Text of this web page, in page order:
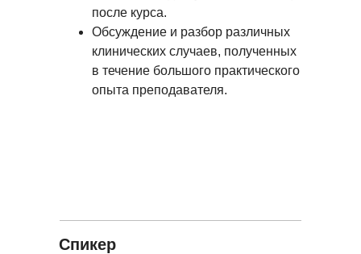
после курса.
Обсуждение и разбор различных
клинических случаев, полученных
в течение большого практического
опыта преподавателя.
Спикер